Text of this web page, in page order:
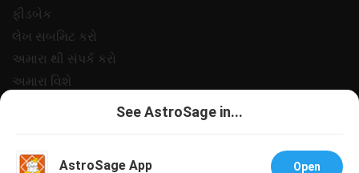
ફીડબેક
લેખ સબમિટ કરો
અમારા થી સંપર્ક કરો
અમારા વિશે
See AstroSage in...
AstroSage App Open